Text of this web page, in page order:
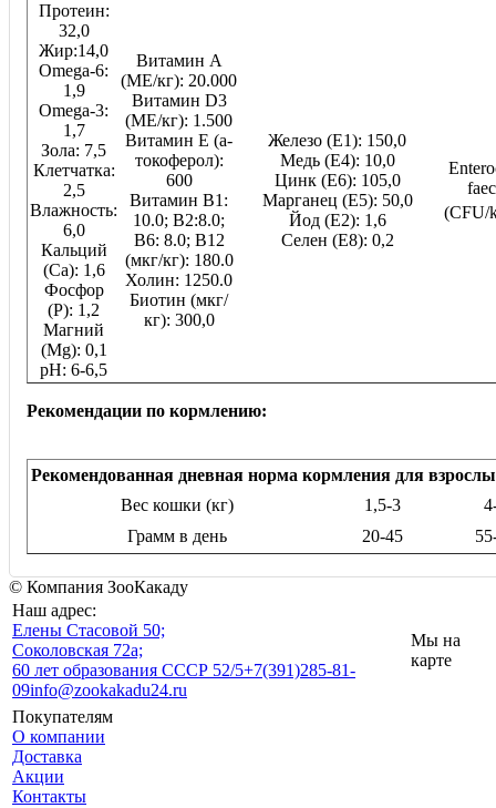
Протеин:
32,0
Жир:14,0
Omega-6:
1,9
Omega-3:
1,7
Зола: 7,5
Клетчатка:
2,5
Влажность:
6,0
Кальций
(Са): 1,6
Фосфор
(P): 1,2
Магний
(Mg): 0,1
pH: 6-6,5
Витамин A
(МЕ/кг): 20.000
Витамин D3
(МЕ/кг): 1.500
Витамин E (a-
токоферол):
600
Витамин В1:
10.0; B2:8.0;
B6: 8.0; B12
(мкг/кг): 180.0
Холин: 1250.0
Биотин (мкг/
кг): 300,0
Железо (E1): 150,0
Медь (Е4): 10,0
Цинк (E6): 105,0
Марганец (E5): 50,0
Йод (E2): 1,6
Селен (E8): 0,2
(CFU/
Рекомендации по кормлению:
Рекомендованная дневная норма кормления для
Вес кошки (кг)
1,5-3
Грамм в день
20-45
© Компания ЗооКакаду
Наш адрес:
Eлены Стасовой 50;
Соколовская 72а;
60 лет образования СССР 52/5+7(391)285-81-
09info@zookakadu24.ru
Мы на
карте
Покупателям
О компании
Доставка
Акции
Контакты